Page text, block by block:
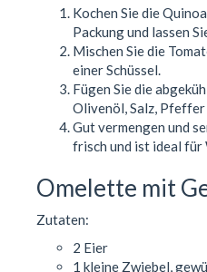
Kochen Sie die
Packung und lassen
Mischen Sie die
einer Schüssel.
Fügen Sie die
Olivenöl, Salz,
Gut vermengen und
frisch und ist ideal für
Omelette mit
Zutaten:
2 Eier
1 kleine Zwiebel,